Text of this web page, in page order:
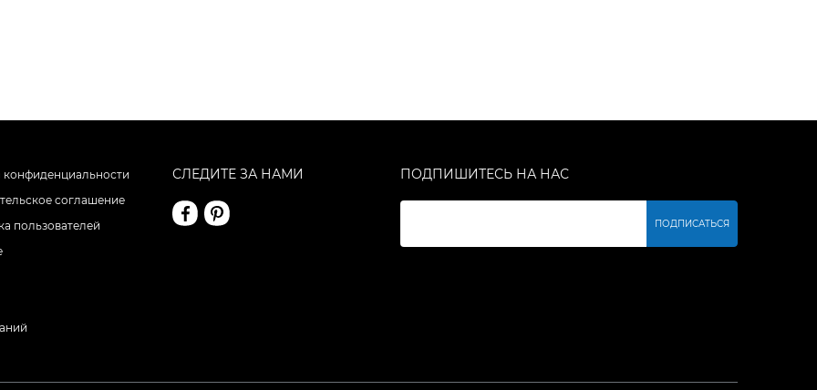
конфиденциальности
соглашение
пользователей
СЛЕДИТЕ ЗА НАМИ ПОДПИШИТЕСЬ НА НАС
ПОДПИСАТЬСЯ